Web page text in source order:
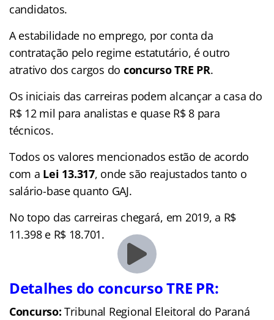
candidatos.
A estabilidade no emprego, por conta da
contratação pelo regime estatutário, é outro
atrativo dos cargos do concurso TRE PR.
Os iniciais das carreiras podem alcançar a casa do
R$ 12 mil para analistas e quase R$ 8 para
técnicos.
Todos os valores mencionados estão de acordo
com a Lei 13.317, onde são reajustados tanto o
salário-base quanto GAJ.
No topo das carreiras chegará, em 2019, a R$
11.398 e R$ 18.701.
Detalhes do concurso TRE PR:
Concurso:Tribunal Regional Eleitoral do Paraná